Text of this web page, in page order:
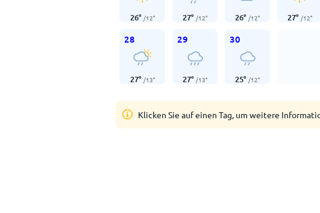
26° /12° 27° /12° 26° /12° 27° /12°
28
27° /13°
29
27° /13°
30
25° /12°
Klicken Sie auf einen Tag, um weitere